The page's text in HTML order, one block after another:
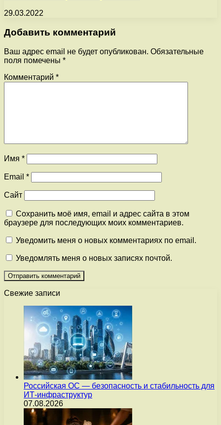
29.03.2022
Добавить комментарий
Ваш адрес email не будет опубликован. Обязательные
поля помечены *
Комментарий *
Имя *
Email *
Сайт
Сохранить моё имя, email и адрес сайта в этом
браузере для последующих моих комментариев.
Уведомить меня о новых комментариях по email.
Уведомлять меня о новых записях почтой.
Свежие записи
Российская ОС — безопасность и стабильность для
ИТ-инфраструктур
07.08.2026